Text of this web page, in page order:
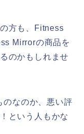
方も、Fitness
Mirrorの商品を
のかもしれませ
なのか、悪い評
という人もかな